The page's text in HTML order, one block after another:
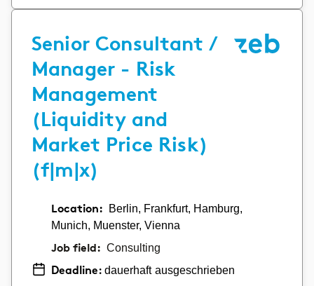
Senior Consultant /
Manager - Risk
Management
(Liquidity and
Market Price Risk)
(f|m|x)
Location:
Berlin, Frankfurt, Hamburg,
Munich, Muenster, Vienna
Job field: Consulting
Deadline:dauerhaft ausgeschrieben